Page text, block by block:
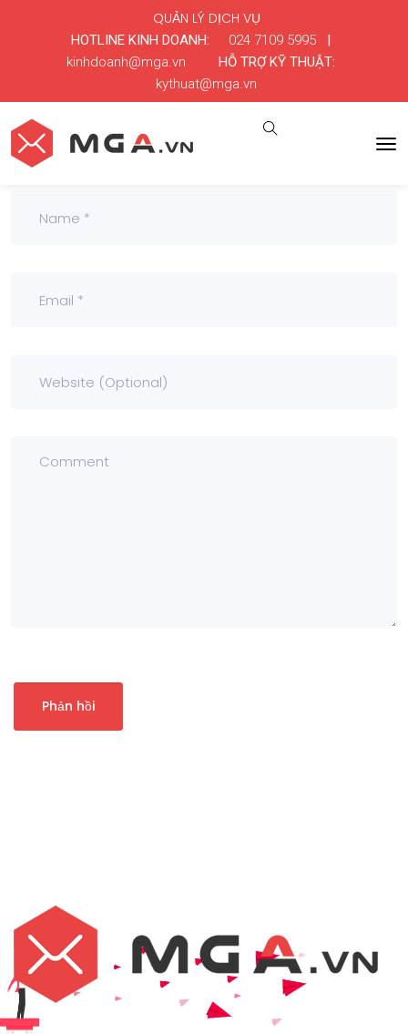
HOTLINE KINH DOANH: 024 7109 5995|
kinhdoanh@mga.vn
HỖ TRỢ KỸ THUẬT:
kythuat@mga.vn
QUẢN LÝ DỊCH VỤ
Leave a Comment